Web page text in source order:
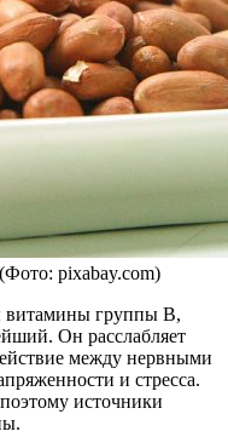
pixabay.com)
витамины группы В,
Он расслабляет
между нервными
и стресса.
источники